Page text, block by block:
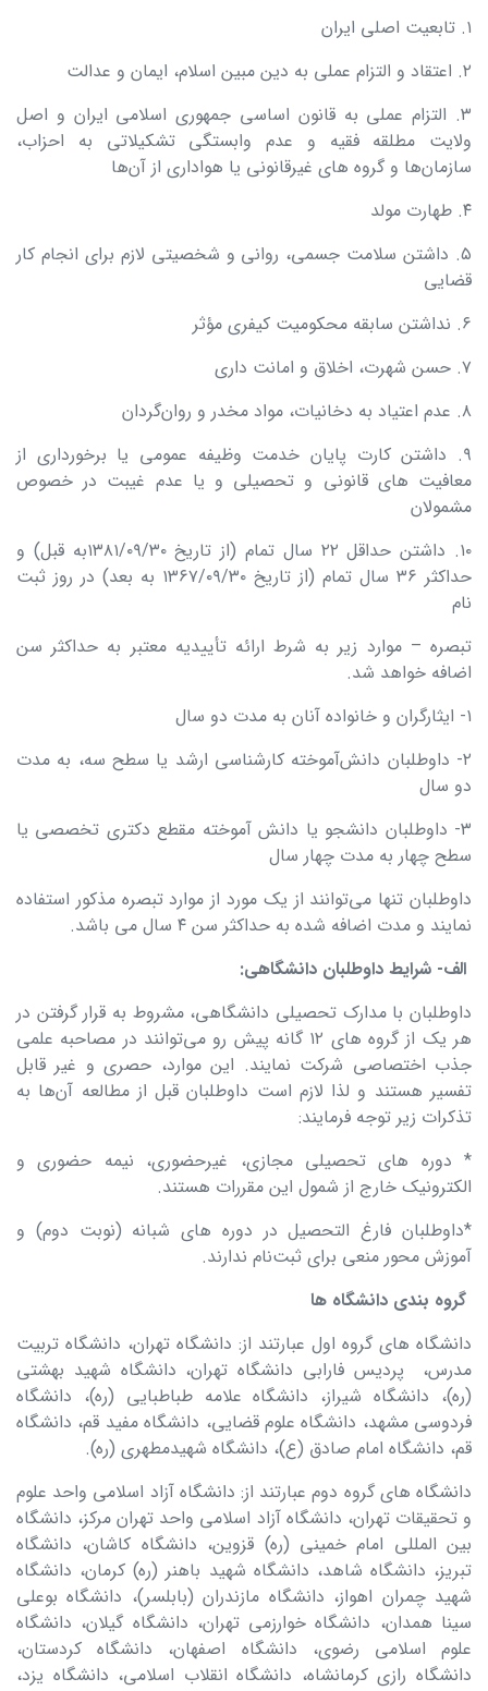
۱. تابعیت اصلی ایران
۲. اعتقاد و التزام عملی به دین مبین اسلام، ایمان و عدالت
۳. التزام عملی به قانون اساسی جمهوری اسلامی ایران و اصل
ولایت مطلقه فقیه و عدم وابستگی تشکیلاتی به احزاب،
سازمان‌ها و گروه‌ های غیرقانونی یا هواداری از آن‌ها
۴. طهارت مولد
۵. داشتن سلامت جسمی، روانی و شخصیتی لازم برای انجام کار
قضایی
۶. نداشتن سابقه محکومیت کیفری مؤثر
۷. حسن شهرت، اخلاق و امانت‌ داری
۸. عدم اعتیاد به دخانیات، مواد مخدر و روان‌گردان
۹. داشتن کارت پایان‌ خدمت وظیفه عمومی یا برخورداری از
معافیت ‌های قانونی و تحصیلی و یا عدم غیبت در خصوص
مشمولان
۱۰. داشتن حداقل ۲۲ سال تمام (از تاریخ ۱۳۸۱/۰۹/۳۰به قبل) و
حداکثر ۳۶ سال تمام (از تاریخ ۱۳۶۷/۰۹/۳۰ به بعد) در روز ثبت‌
نام
تبصره – موارد زیر به شرط ارائه تأییدیه معتبر به حداکثر سن
اضافه خواهد شد.
۱- ایثارگران و خانواده آنان به مدت دو سال
۲- داوطلبان دانش‌آموخته کارشناسی ارشد یا سطح سه، به مدت
دو سال
۳- داوطلبان دانشجو یا دانش‌ آموخته مقطع دکتری تخصصی یا
سطح چهار به مدت چهار سال
داوطلبان تنها می‌توانند از یک مورد از موارد تبصره مذکور استفاده
نمایند و مدت اضافه شده به حداکثر سن ۴ سال می باشد.
الف- شرایط داوطلبان دانشگاهی:
داوطلبان با مدارک تحصیلی دانشگاهی، مشروط به قرار گرفتن در
هر یک از گروه‌ های ۱۲ گانه پیش رو می‌توانند در مصاحبه علمی
جذب اختصاصی شرکت نمایند. این موارد، حصری و غیر قابل
تفسیر هستند و لذا لازم است داوطلبان قبل از مطالعه آن‌ها به
تذکرات زیر توجه فرمایند:
* دوره‌ های تحصیلی مجازی، غیرحضوری، نیمه حضوری و
الکترونیک خارج از شمول این مقررات هستند.
*داوطلبان فارغ ‌التحصیل در دوره‌ های شبانه (نوبت دوم) و
آموزش ‌محور منعی برای ثبت‌نام ندارند.
گروه ‌بندی دانشگاه‌ ها
دانشگاه‌ های گروه اول عبارتند از: دانشگاه تهران، دانشگاه تربیت
مدرس، پردیس فارابی دانشگاه تهران، دانشگاه شهید بهشتی
(ره)، دانشگاه شیراز، دانشگاه علامه طباطبایی (ره)، دانشگاه
فردوسی مشهد، دانشگاه علوم قضایی، دانشگاه مفید قم، دانشگاه
قم، دانشگاه امام صادق (ع)، دانشگاه شهیدمطهری (ره).
دانشگاه‌ های گروه دوم عبارتند از: دانشگاه آزاد اسلامی واحد علوم
و تحقیقات تهران، دانشگاه آزاد اسلامی واحد تهران مرکز، دانشگاه
بین‌ المللی امام‌ خمینی (ره) قزوین، دانشگاه کاشان، دانشگاه
تبریز، دانشگاه شاهد، دانشگاه شهید باهنر (ره) کرمان، دانشگاه
شهید چمران اهواز، دانشگاه مازندران (بابلسر)، دانشگاه بوعلی
سینا همدان، دانشگاه خوارزمی تهران، دانشگاه گیلان، دانشگاه
علوم اسلامی رضوی، دانشگاه اصفهان، دانشگاه کردستان،
دانشگاه رازی کرمانشاه، دانشگاه انقلاب اسلامی، دانشگاه یزد،